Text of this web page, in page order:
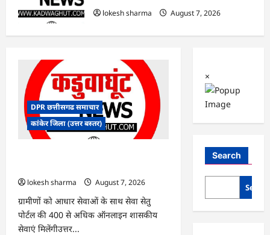
lokesh sharma
August 7, 2026
DPR छत्तीसगढ समाचार
कांकेर जिला (उत्तर बस्तर)
lokesh sharma
August 7, 2026
ग्रामीणों को आधार सेवाओं के साथ सेवा सेतु
पोर्टल की 400 से अधिक ऑनलाइन शासकीय
सेवाएं मिलेंगीउत्तर...
×
Search